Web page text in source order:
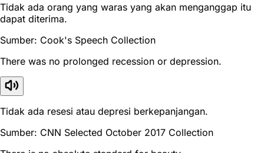
Tidak ada orang yang waras yang akan menganggap itu
dapat diterima.
Sumber: Cook's Speech Collection
There was no prolonged recession or depression.
Tidak ada resesi atau depresi berkepanjangan.
Sumber: CNN Selected October 2017 Collection